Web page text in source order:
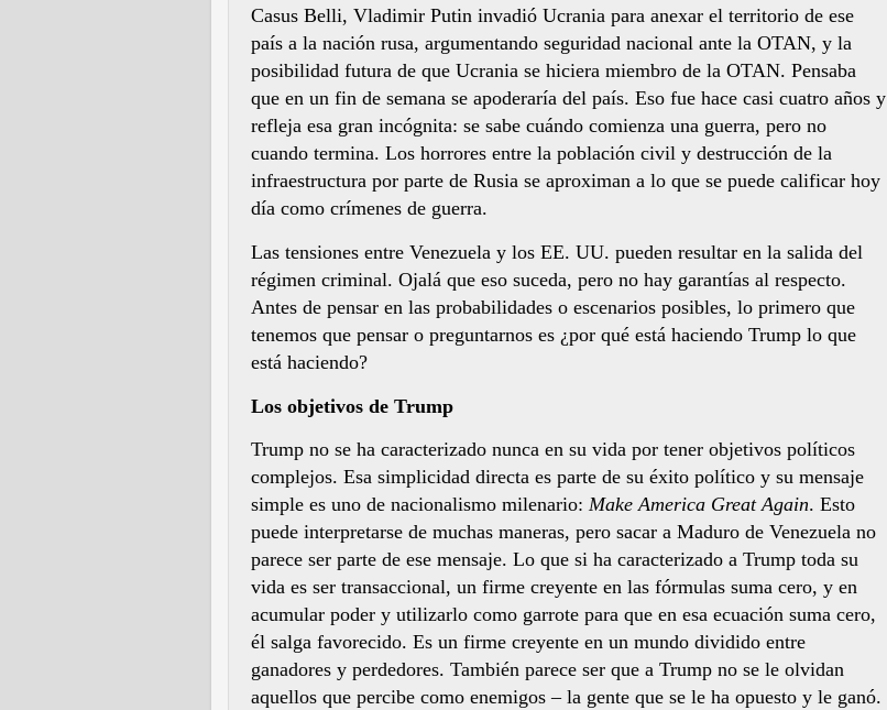
Casus Belli, Vladimir Putin invadió Ucrania para anexar el territorio de ese
país a la nación rusa, argumentando seguridad nacional ante la OTAN, y la
posibilidad futura de que Ucrania se hiciera miembro de la OTAN. Pensaba
que en un fin de semana se apoderaría del país. Eso fue hace casi cuatro años y
refleja esa gran incógnita: se sabe cuándo comienza una guerra, pero no
cuando termina. Los horrores entre la población civil y destrucción de la
infraestructura por parte de Rusia se aproximan a lo que se puede calificar hoy
día como crímenes de guerra.
Las tensiones entre Venezuela y los EE. UU. pueden resultar en la salida del
régimen criminal. Ojalá que eso suceda, pero no hay garantías al respecto.
Antes de pensar en las probabilidades o escenarios posibles, lo primero que
tenemos que pensar o preguntarnos es ¿por qué está haciendo Trump lo que
está haciendo?
Los objetivos de Trump
Trump no se ha caracterizado nunca en su vida por tener objetivos políticos
complejos. Esa simplicidad directa es parte de su éxito político y su mensaje
simple es uno de nacionalismo milenario: Make America Great Again. Esto
puede interpretarse de muchas maneras, pero sacar a Maduro de Venezuela no
parece ser parte de ese mensaje. Lo que si ha caracterizado a Trump toda su
vida es ser transaccional, un firme creyente en las fórmulas suma cero, y en
acumular poder y utilizarlo como garrote para que en esa ecuación suma cero,
él salga favorecido. Es un firme creyente en un mundo dividido entre
ganadores y perdedores. También parece ser que a Trump no se le olvidan
aquellos que percibe como enemigos – la gente que se le ha opuesto y le ganó.